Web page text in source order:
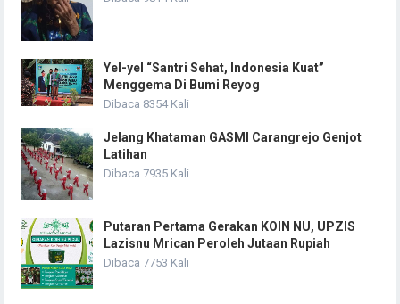
Yel-yel “Santri Sehat, Indonesia Kuat”
Menggema Di Bumi Reyog
Dibaca 8354 Kali
Jelang Khataman GASMI Carangrejo Genjot
Latihan
Dibaca 7935 Kali
Putaran Pertama Gerakan KOIN NU, UPZIS
Lazisnu Mrican Peroleh Jutaan Rupiah
Dibaca 7753 Kali